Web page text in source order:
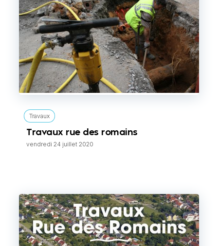
Travaux
Travaux rue des romains
vendredi 24 juillet 2020